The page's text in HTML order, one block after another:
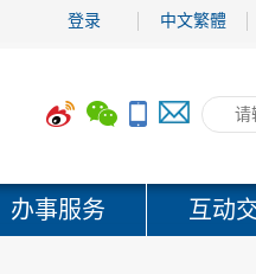
登录 中文繁體
办事服务 互动